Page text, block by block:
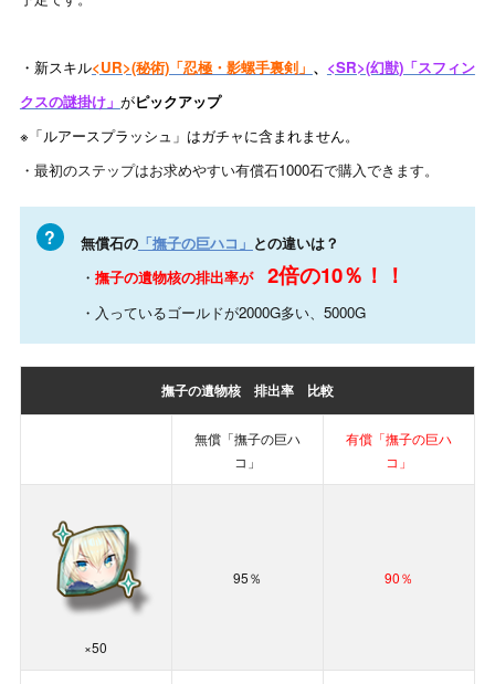
・新スキル<UR>(秘術)「忍極・影螺手裏剣」 、 <SR>(幻獣)「スフィン
クスの謎掛け」 がピックアップ
※「ルアースプラッシュ」はガチャに含まれません。
・最初のステップはお求めやすい有償石1000石で購入できます。
無償石の「撫子の巨ハコ」 との違いは？
・ 撫子の遺物核の排出率が 2倍の10％！！
・入っているゴールドが2000G多い、5000G
撫子の遺物核 排出率 比較
無償「撫子の巨ハ
コ」
有償「撫子の巨ハ
コ」
×50
95％ 90％